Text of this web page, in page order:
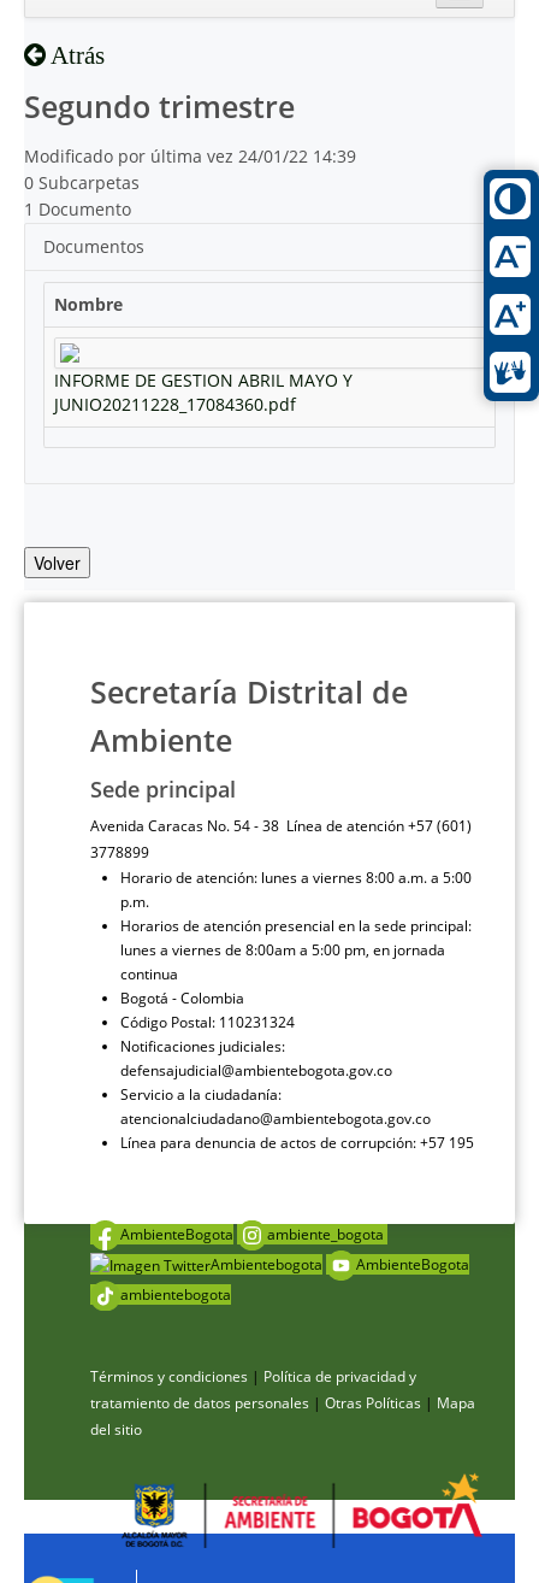
Atrás
Segundo trimestre
Modificado por última vez 24/01/22 14:39
0 Subcarpetas
1 Documento
Documentos
Nombre
INFORME DE GESTION ABRIL MAYO Y
JUNIO20211228_17084360.pdf
Volver
Secretaría Distrital de
Ambiente
Sede principal
Avenida Caracas No. 54 - 38 Línea de atención +57 (601)
3778899
Horario de atención: lunes a viernes 8:00 a.m. a 5:00
p.m.
Horarios de atención presencial en la sede principal:
lunes a viernes de 8:00am a 5:00 pm, en jornada
continua
Bogotá - Colombia
Código Postal: 110231324
Notificaciones judiciales:
defensajudicial@ambientebogota.gov.co
Servicio a la ciudadanía:
atencionalciudadano@ambientebogota.gov.co
Línea para denuncia de actos de corrupción: +57 195
AmbienteBogota
ambiente_bogota
Ambientebogota
AmbienteBogota
ambientebogota
Términos y condiciones | Política de privacidad y
tratamiento de datos personales | Otras Políticas | Mapa
del sitio